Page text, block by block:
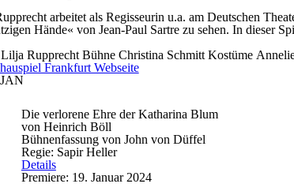
arbeitet als Regisseurin u.a. am Deutschen
Hände« von Jean-Paul Sartre zu sehen. In dieser
Lilja Rupprecht BühneChristina Schmitt Kostüme
Frankfurt Webseite
JAN
Die verlorene Ehre der Katharina Blum
von Heinrich Böll
Bühnenfassung von John von Düffel
Regie: Sapir Heller
Details
Premiere: 19. Januar 2024